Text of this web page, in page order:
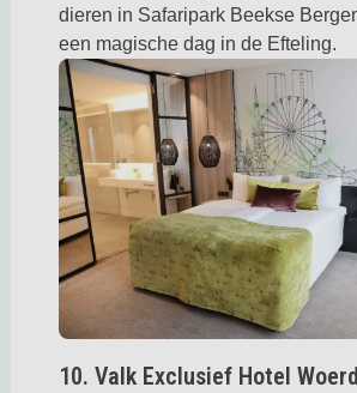
dieren in Safaripark Beekse
een magische dag in de Efteling.
10. Valk Exclusief Hotel